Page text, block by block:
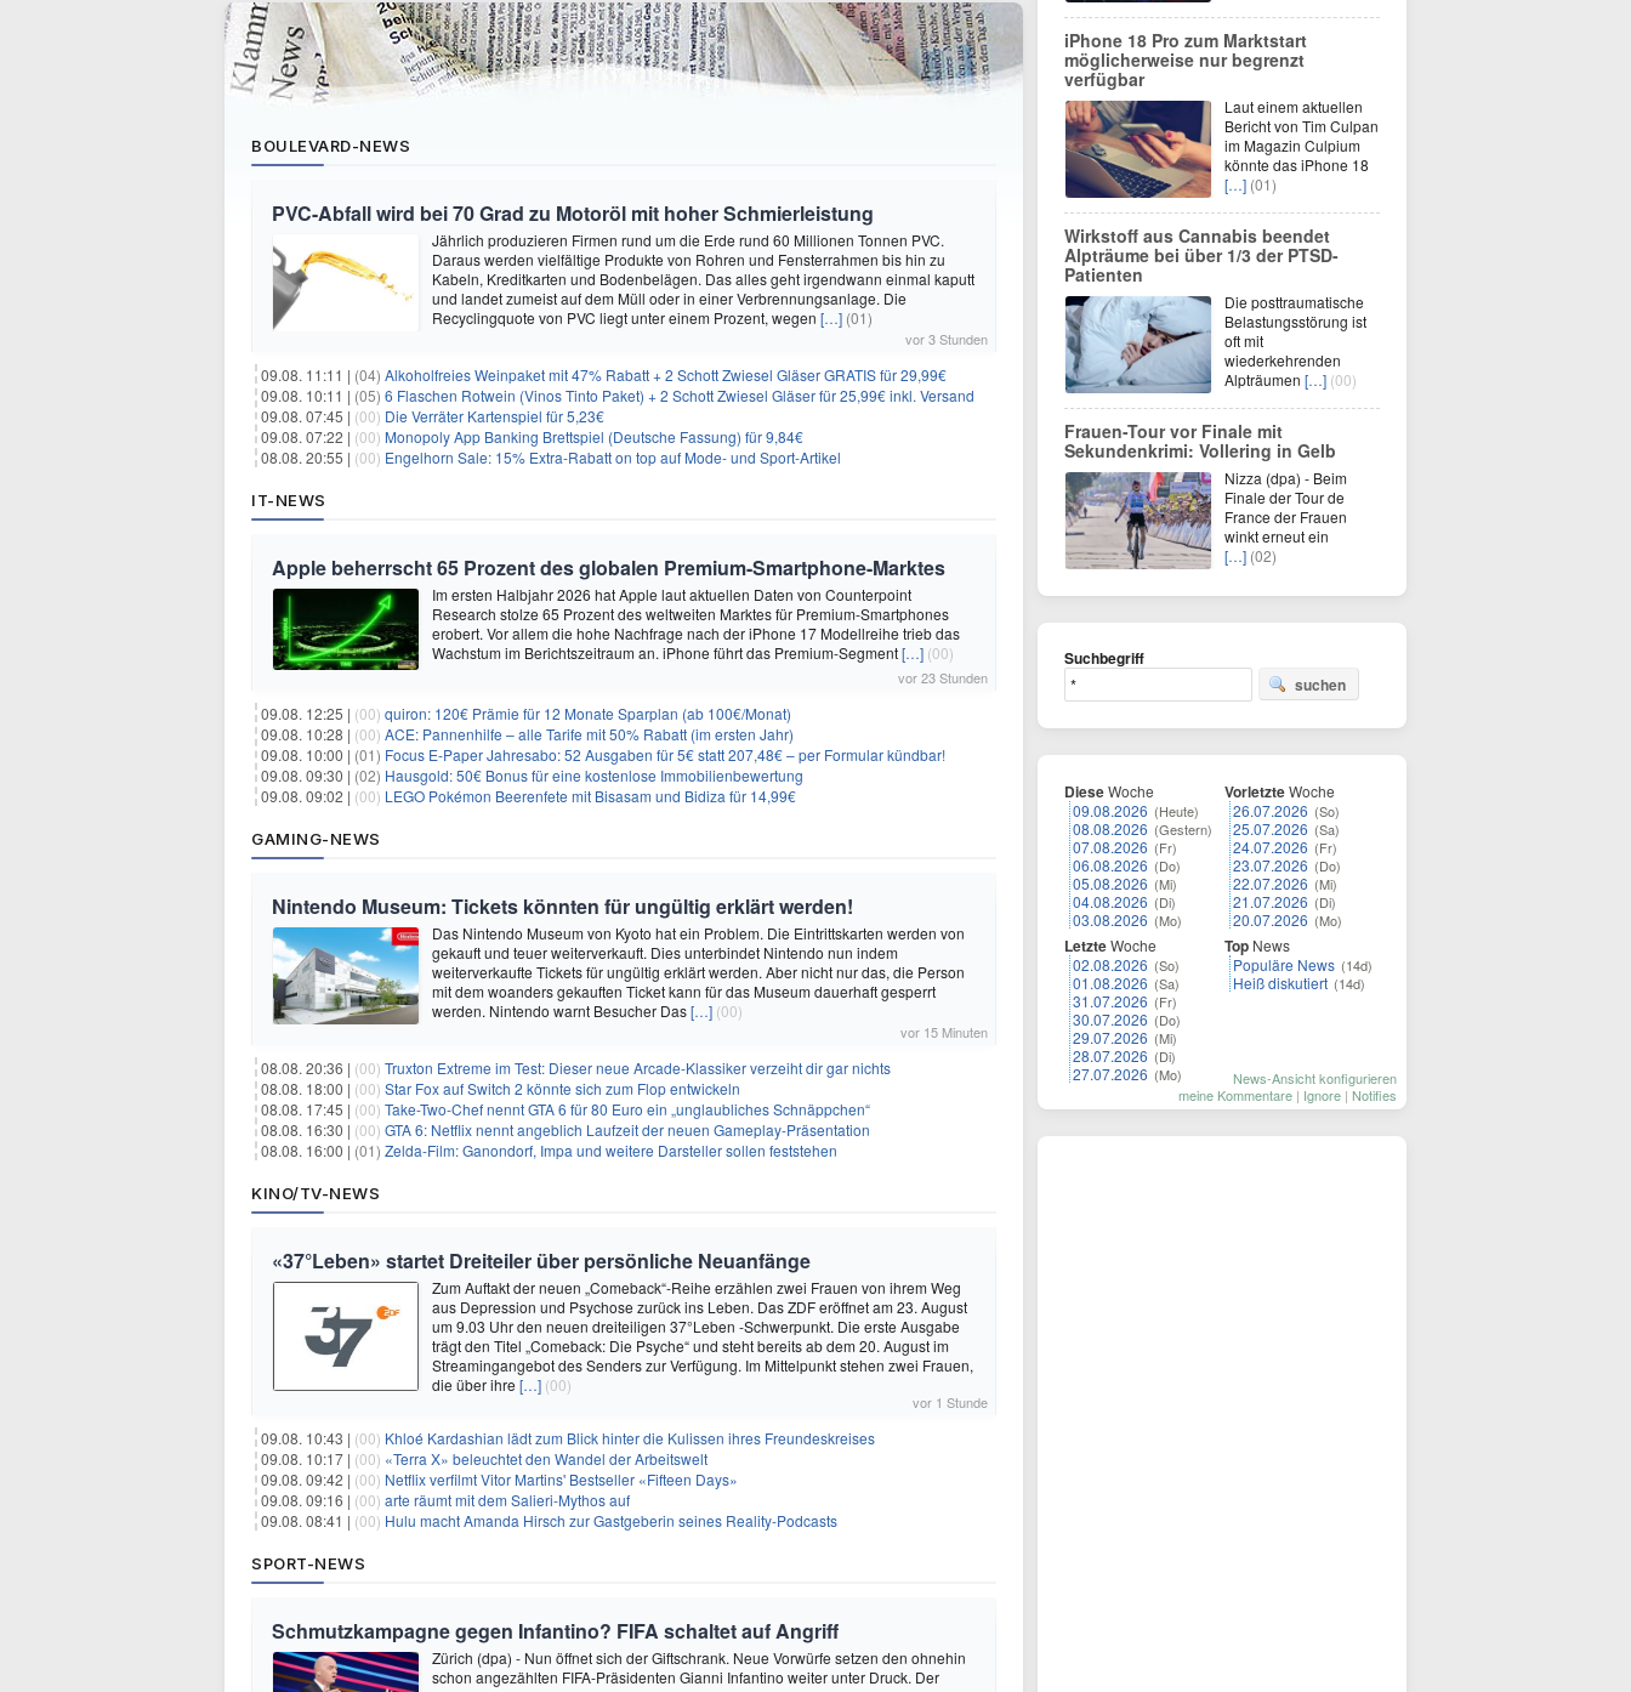
BOULEVARD-NEWS
PVC-Abfall wird bei 70 Grad zu Motoröl mit hoher Schmierleistung
Jährlich produzieren Firmen rund um die Erde rund 60 Millionen Tonnen PVC.
Daraus werden vielfältige Produkte von Rohren und Fensterrahmen bis hin zu
Kabeln, Kreditkarten und Bodenbelägen. Das alles geht irgendwann einmal kaputt
und landet zumeist auf dem Müll oder in einer Verbrennungsanlage. Die
Recyclingquote von PVC liegt unter einem Prozent, wegen […] (01)
vor 3 Stunden
09.08. 11:11 | (04) Alkoholfreies Weinpaket mit 47% Rabatt + 2 Schott Zwiesel Gläser GRATIS für 29,99€
09.08. 10:11 | (05) 6 Flaschen Rotwein (Vinos Tinto Paket) + 2 Schott Zwiesel Gläser für 25,99€ inkl. Versand
09.08. 07:45 | (00) Die Verräter Kartenspiel für 5,23€
09.08. 07:22 | (00) Monopoly App Banking Brettspiel (Deutsche Fassung) für 9,84€
08.08. 20:55 | (00) Engelhorn Sale: 15% Extra-Rabatt on top auf Mode- und Sport-Artikel
IT-NEWS
Apple beherrscht 65 Prozent des globalen Premium-Smartphone-Marktes
Im ersten Halbjahr 2026 hat Apple laut aktuellen Daten von Counterpoint
Research stolze 65 Prozent des weltweiten Marktes für Premium-Smartphones
erobert. Vor allem die hohe Nachfrage nach der iPhone 17 Modellreihe trieb das
Wachstum im Berichtszeitraum an. iPhone führt das Premium-Segment[…] (00)
vor 23 Stunden
09.08. 12:25 | (00) quiron: 120€ Prämie für 12 Monate Sparplan (ab 100€/Monat)
09.08. 10:28 | (00) ACE: Pannenhilfe – alle Tarife mit 50% Rabatt (im ersten Jahr)
09.08. 10:00 | (01) Focus E-Paper Jahresabo: 52 Ausgaben für 5€ statt 207,48€ – per Formular kündbar!
09.08. 09:30 | (02) Hausgold: 50€ Bonus für eine kostenlose Immobilienbewertung
09.08. 09:02 | (00) LEGO Pokémon Beerenfete mit Bisasam und Bidiza für 14,99€
GAMING-NEWS
Nintendo Museum: Tickets könnten für ungültig erklärt werden!
Das Nintendo Museum von Kyoto hat ein Problem. Die Eintrittskarten werden von
gekauft und teuer weiterverkauft. Dies unterbindet Nintendo nun indem
weiterverkaufte Tickets für ungültig erklärt werden. Aber nicht nur das, die Person
mit dem woanders gekauften Ticket kann für das Museum dauerhaft gesperrt
werden. Nintendo warnt Besucher Das[…] (00)
vor 15 Minuten
08.08. 20:36 | (00) Truxton Extreme im Test: Dieser neue Arcade-Klassiker verzeiht dir gar nichts
08.08. 18:00 | (00) Star Fox auf Switch 2 könnte sich zum Flop entwickeln
08.08. 17:45 | (00) Take-Two-Chef nennt GTA 6 für 80 Euro ein „unglaubliches Schnäppchen“
08.08. 16:30 | (00) GTA 6: Netflix nennt angeblich Laufzeit der neuen Gameplay-Präsentation
08.08. 16:00 | (01) Zelda-Film: Ganondorf, Impa und weitere Darsteller sollen feststehen
KINO/TV-NEWS
«37°Leben» startet Dreiteiler über persönliche Neuanfänge
Zum Auftakt der neuen „Comeback“-Reihe erzählen zwei Frauen von ihrem Weg
aus Depression und Psychose zurück ins Leben. Das ZDF eröffnet am 23. August
um 9.03 Uhr den neuen dreiteiligen 37°Leben -Schwerpunkt. Die erste Ausgabe
trägt den Titel „Comeback: Die Psyche“ und steht bereits ab dem 20. August im
Streamingangebot des Senders zur Verfügung. Im Mittelpunkt stehen zwei Frauen,
die über ihre […] (00)
vor 1 Stunde
09.08. 10:43 | (00) Khloé Kardashian lädt zum Blick hinter die Kulissen ihres Freundeskreises
09.08. 10:17 | (00) «Terra X» beleuchtet den Wandel der Arbeitswelt
09.08. 09:42 | (00) Netflix verfilmt Vitor Martins' Bestseller «Fifteen Days»
09.08. 09:16 | (00) arte räumt mit dem Salieri-Mythos auf
09.08. 08:41 | (00) Hulu macht Amanda Hirsch zur Gastgeberin seines Reality-Podcasts
SPORT-NEWS
Schmutzkampagne gegen Infantino? FIFA schaltet auf Angriff
Zürich (dpa) - Nun öffnet sich der Giftschrank. Neue Vorwürfe setzen den ohnehin
schon angezählten FIFA-Präsidenten Gianni Infantino weiter unter Druck. Der
iPhone 18 Pro zum Marktstart
möglicherweise nur begrenzt
verfügbar
Laut einem aktuellen
Bericht von Tim Culpan
im Magazin Culpium
könnte das iPhone 18
[…] (01)
Wirkstoff aus Cannabis beendet
Alpträume bei über 1/3 der PTSD-
Patienten
Die posttraumatische
Belastungsstörung ist
oft mit
wiederkehrenden
Alpträumen […] (00)
Frauen-Tour vor Finale mit
Sekundenkrimi: Vollering in Gelb
Nizza (dpa) - Beim
Finale der Tour de
France der Frauen
winkt erneut ein
[…] (02)
Suchbegriff
suchen
DieseWoche
09.08.2026 (Heute)
08.08.2026 (Gestern)
07.08.2026 (Fr)
06.08.2026 (Do)
05.08.2026 (Mi)
04.08.2026 (Di)
03.08.2026 (Mo)
LetzteWoche
02.08.2026 (So)
01.08.2026 (Sa)
31.07.2026 (Fr)
30.07.2026 (Do)
29.07.2026 (Mi)
28.07.2026 (Di)
27.07.2026 (Mo)
VorletzteWoche
26.07.2026 (So)
25.07.2026 (Sa)
24.07.2026 (Fr)
23.07.2026 (Do)
22.07.2026 (Mi)
21.07.2026 (Di)
20.07.2026 (Mo)
Top News
Populäre News (14d)
Heiß diskutiert (14d)
News-Ansicht konfigurieren
meine Kommentare | Ignore | Notifies